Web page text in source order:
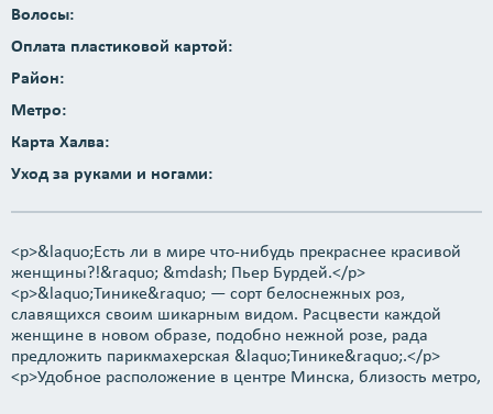
Волосы:
Оплата пластиковой картой:
Район:
Метро:
Карта Халва:
Уход за руками и ногами:
<p>&laquo;Есть ли в мире что-нибудь прекраснее красивой
женщины?!&raquo; &mdash; Пьер Бурдей.</p>
<p>&laquo;Тинике&raquo; ― сорт белоснежных роз,
славящихся своим шикарным видом. Расцвести каждой
женщине в новом образе, подобно нежной розе, рада
предложить парикмахерская &laquo;Тинике&raquo;.</p>
<p>Удобное расположение в центре Минска, близость метро,